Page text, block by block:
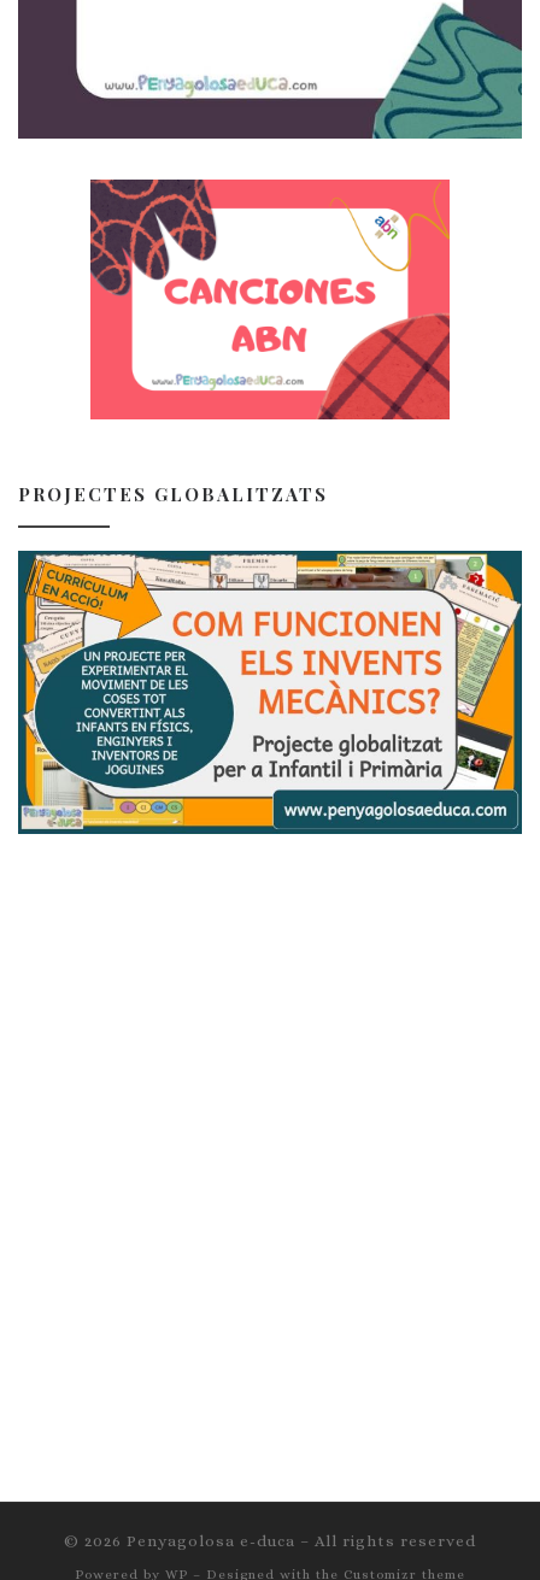
PROJECTES GLOBALITZATS
© 2026 Penyagolosa e-duca – All rights reserved
Powered by WP – Designed with the Customizr theme